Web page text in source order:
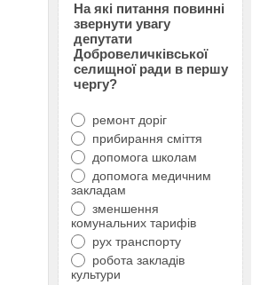
На які питання повинні
звернути увагу
депутати
Добровеличківської
селищної ради в першу
чергу?
ремонт доріг
прибирання сміття
допомога школам
допомога медичним
закладам
зменшення
комунальних тарифів
рух транспорту
робота закладів
культури